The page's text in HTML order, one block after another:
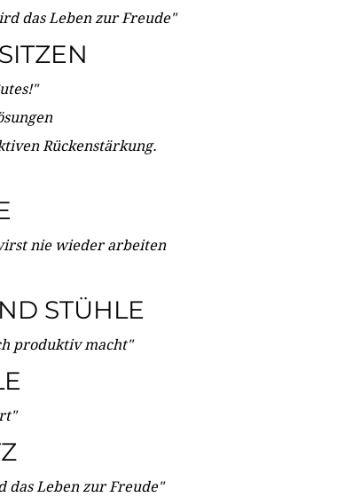
das Leben zur Freude"
Rückenstärkung.
nie wieder arbeiten
STÜHLE
produktiv macht"
das Leben zur Freude"